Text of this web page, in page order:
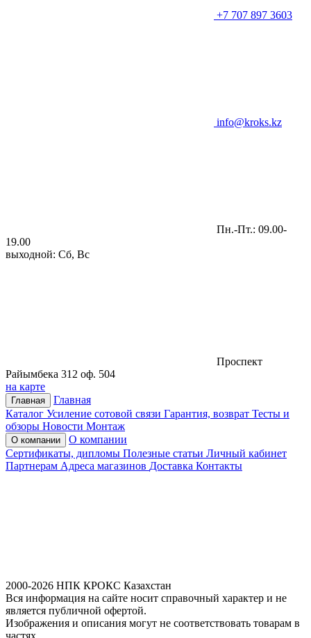
+7 707 897 3603
info@kroks.kz
Пн.-Пт.: 09.00-
19.00
выходной: Сб, Вс
Проспект
Райымбека 312 оф. 504
на карте
Главная
Главная
Каталог Усиление сотовой связи Гарантия, возврат Тесты и
обзоры Новости Монтаж
О компании
О компании
Сертификаты, дипломы Полезные статьи Личный кабинет
Партнерам Адреса магазинов Доставка Контакты
2000-2026 НПК КРОКС Казахстан
Вся информация на сайте носит справочный характер и не
является публичной офертой.
Изображения и описания могут не соответствовать товарам в
частях,